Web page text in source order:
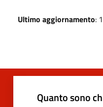
Ultimo aggiornamento:
Quanto sono